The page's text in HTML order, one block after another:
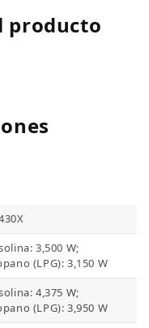
producto
3,500 W;
(LPG): 3,150 W
4,375 W;
(LPG): 3,950 W